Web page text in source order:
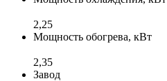
2,25
Мощность обогрева, кВт
2,35
Завод